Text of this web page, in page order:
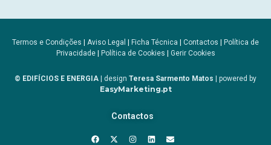
Termos e Condições | Aviso Legal | Ficha Técnica | Contactos | Política de
Privacidade| Política de Cookies | Gerir Cookies
© EDIFÍCIOS E ENERGIA | design Teresa Sarmento Matos | powered by
EasyMarketing.pt
Contactos